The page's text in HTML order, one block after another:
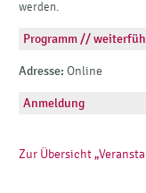
werden.
Programm //
Adresse: Online
Anmeldung
Zur Übersicht